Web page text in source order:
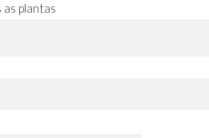
as plantas